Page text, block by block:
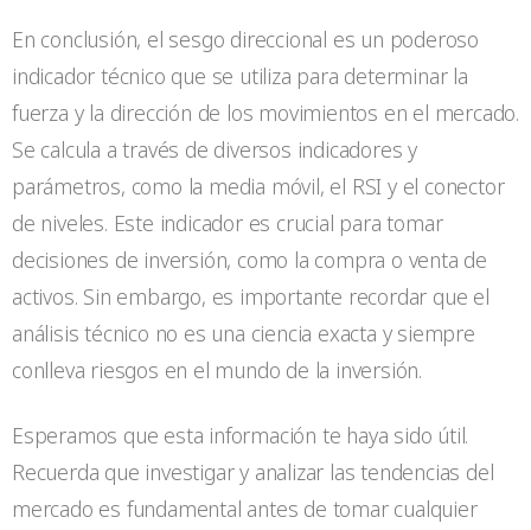
En conclusión, el sesgo direccional es un poderoso
indicador técnico que se utiliza para determinar la
fuerza y la dirección de los movimientos en el mercado.
Se calcula a través de diversos indicadores y
parámetros, como la media móvil, el RSI y el conector
de niveles. Este indicador es crucial para tomar
decisiones de inversión, como la compra o venta de
activos. Sin embargo, es importante recordar que el
análisis técnico no es una ciencia exacta y siempre
conlleva riesgos en el mundo de la inversión.
Esperamos que esta información te haya sido útil.
Recuerda que investigar y analizar las tendencias del
mercado es fundamental antes de tomar cualquier